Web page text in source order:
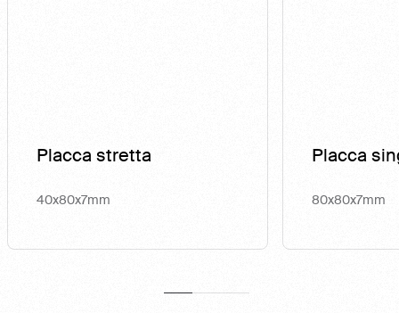
Placca stretta
40x80x7mm
Placca
80x80x7mm